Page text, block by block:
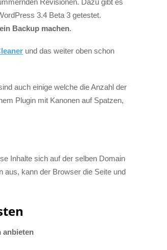
Revisionen. Dazu gibt es
3.4 Beta 3 getestet.
Backup machen.
und das weiter oben schon
auch einige welche die Anzahl der
Plugin mit Kanonen auf Spatzen,
Inhalte sich auf der selben Domain
aus, kann der Browser die Seite und
anbieten